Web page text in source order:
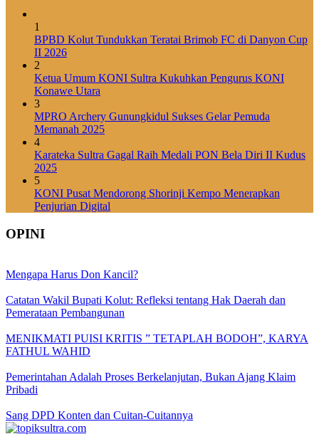
1
BPBD Kolut Tundukkan Teratai Brimob FC di Danyon Cup
II 2026
2
Ketua Umum KONI Sultra Kukuhkan Pengurus KONI
Konawe Utara
3
MPRO Archery Gunungkidul Sukses Gelar Pemuda
Memanah 2025
4
Karateka Sultra Gagal Raih Medali PON Bela Diri II Kudus
2025
5
KONI Pusat Mendorong Shorinji Kempo Menerapkan
Penjurian Digital
OPINI
Mengapa Harus Don Kancil?
Catatan Wakil Bupati Kolut: Refleksi tentang Hak Daerah dan
Pemerataan Pembangunan
MENIKMATI PUISI KRITIS ” TETAPLAH BODOH”, KARYA
FATHUL WAHID
Pemerintahan Adalah Proses Berkelanjutan, Bukan Ajang Klaim
Pribadi
Sang DPD Konten dan Cuitan-Cuitannya